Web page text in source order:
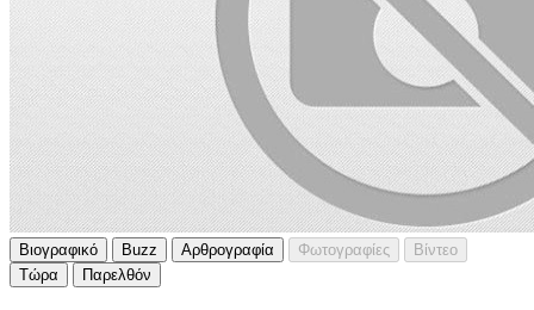
Βιογραφικό Buzz Αρθρογραφία Φωτογραφίες
Βίντεο
Τώρα
Παρελθόν